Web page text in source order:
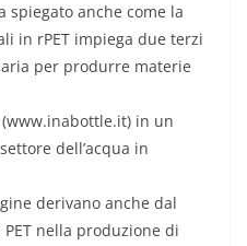
spiegato anche come la
in rPET impiega due terzi
per produrre materie
in un
dell’acqua in
derivano anche dal
nella produzione di